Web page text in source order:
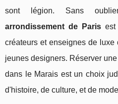
sont légion. Sans
arrondissement de Paris
créateurs et enseignes de
jeunes designers. Réserver une
dans le Marais est un choix
d'histoire, de culture, et de